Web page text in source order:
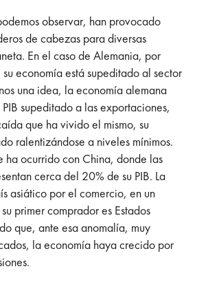
observar, han provocado
de cabezas para diversas
En el caso de Alemania, por
economía está supeditado al sector
una idea, la economía alemana
supeditado a las exportaciones,
que ha vivido el mismo, su
ralentizándose a niveles mínimos.
ha ocurrido con China, donde las
cerca del 20% de su PIB. La
asiático por el comercio, en un
primer comprador es Estados
que, ante esa anomalía, muy
la economía haya crecido por